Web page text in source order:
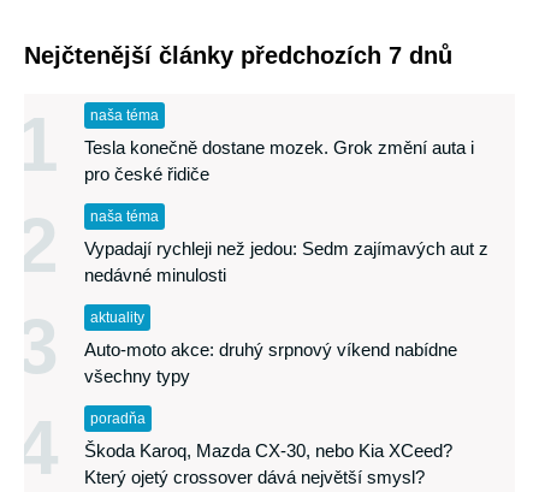
Nejčtenější články předchozích 7 dnů
1 naša téma
Tesla konečně dostane mozek. Grok změní auta i
pro české řidiče
2 naša téma
Vypadají rychleji než jedou: Sedm zajímavých aut z
nedávné minulosti
3 aktuality
Auto-moto akce: druhý srpnový víkend nabídne
všechny typy
4 poradňa
Škoda Karoq, Mazda CX-30, nebo Kia XCeed?
Který ojetý crossover dává největší smysl?